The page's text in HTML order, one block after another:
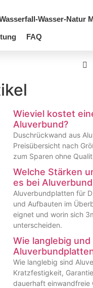
Wasser-Natur
FAQ
Wieviel kostet
Aluverbund?
Duschrückwand aus
Preisübersicht nach
zum Sparen ohne
Welche Stärken
es bei
Aluverbundplatten für
und Aufbauten im
eignet und worin sich
unterscheiden.
Wie langlebig
Wie langlebig sind
Kratzfestigkeit,
dauerhaft einwandfreie